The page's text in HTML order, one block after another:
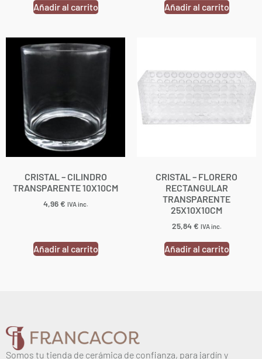
Añadir al carrito Añadir al carrito
CRISTAL – CILINDRO
TRANSPARENTE 10X10CM
4,96€ IVA inc.
Añadir al carrito
CRISTAL – FLORERO
RECTANGULAR
TRANSPARENTE
25X10X10CM
25,84€ IVA inc.
Añadir al carrito
Somos tu tienda de cerámica de confianza, para jardín y